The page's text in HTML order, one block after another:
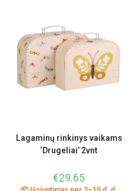
Lagaminų rinkinys vaikams
‘Drugeliai’ 2vnt
€29.65